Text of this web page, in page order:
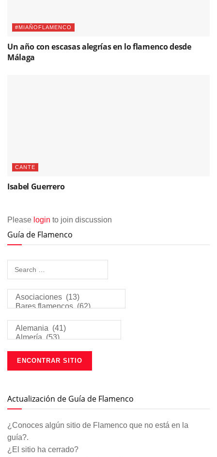
#MIAÑOFLAMENCO
Un año con escasas alegrías en lo flamenco desde
Málaga
CANTE
Isabel Guerrero
Please login to join discussion
Guía de Flamenco
Actualización de Guía de Flamenco
¿Conoces algún sitio de Flamenco que no está en la
guía?.
¿El sitio ha cerrado?